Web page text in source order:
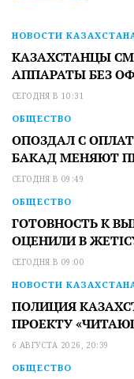
НОВОСТИ
КАЗАХСТАНЦЫ
АППАРАТЫ БЕЗ
СЕГОДНЯ В 10:31
ОБЩЕСТВО
ОПОЗДАЛ С
БАКАД МЕНЯЮТ
СЕГОДНЯ В 09:49
ОБЩЕСТВО
ГОТОВНОСТЬ К
ОЦЕНИЛИ В
СЕГОДНЯ В 09:00
НОВОСТИ
ПОЛИЦИЯ
ПРОЕКТУ
6 АВГУСТА 2026, 20:39
ОБЩЕСТВО